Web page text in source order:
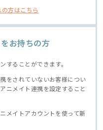
方はこちら
お持ちの方
することができます。
をされていないお客様につい
ニメイト連携を設定すること
メイトアカウントを使って新